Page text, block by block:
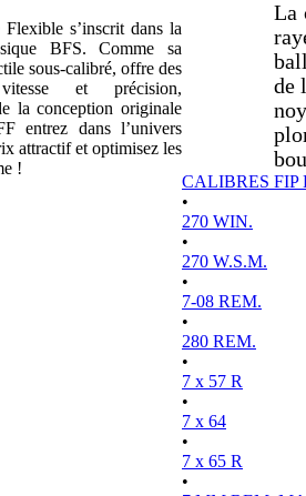
s’inscrit dans la
BFS. Comme sa
sous-calibré, offre des
et précision,
la conception originale
entrez dans l’univers
attractif et optimisez les
!
La
de
CALIBRES FIP
•
270 WIN.
•
270 W.S.M.
•
7-08 REM.
•
280 REM.
•
7 x 57 R
•
7 x 64
•
7 x 65 R
•